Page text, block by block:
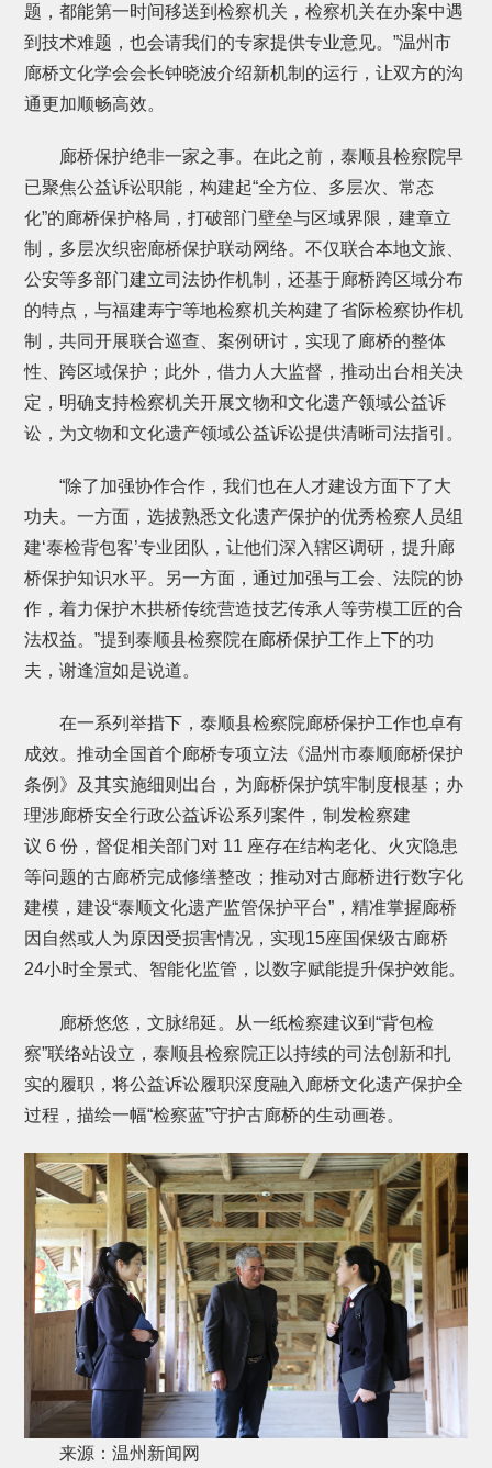
题，都能第一时间移送到检察机关，检察机关在办案中遇
到技术难题，也会请我们的专家提供专业意见。”温州市
廊桥文化学会会长钟晓波介绍新机制的运行，让双方的沟
通更加顺畅高效。
廊桥保护绝非一家之事。在此之前，泰顺县检察院早
已聚焦公益诉讼职能，构建起“全方位、多层次、常态
化”的廊桥保护格局，打破部门壁垒与区域界限，建章立
制，多层次织密廊桥保护联动网络。不仅联合本地文旅、
公安等多部门建立司法协作机制，还基于廊桥跨区域分布
的特点，与福建寿宁等地检察机关构建了省际检察协作机
制，共同开展联合巡查、案例研讨，实现了廊桥的整体
性、跨区域保护；此外，借力人大监督，推动出台相关决
定，明确支持检察机关开展文物和文化遗产领域公益诉
讼，为文物和文化遗产领域公益诉讼提供清晰司法指引。
“除了加强协作合作，我们也在人才建设方面下了大
功夫。一方面，选拔熟悉文化遗产保护的优秀检察人员组
建‘泰检背包客’专业团队，让他们深入辖区调研，提升廊
桥保护知识水平。另一方面，通过加强与工会、法院的协
作，着力保护木拱桥传统营造技艺传承人等劳模工匠的合
法权益。”提到泰顺县检察院在廊桥保护工作上下的功
夫，谢逢渲如是说道。
在一系列举措下，泰顺县检察院廊桥保护工作也卓有
成效。推动全国首个廊桥专项立法《温州市泰顺廊桥保护
条例》及其实施细则出台，为廊桥保护筑牢制度根基；办
理涉廊桥安全行政公益诉讼系列案件，制发检察建
议 6 份，督促相关部门对 11 座存在结构老化、火灾隐患
等问题的古廊桥完成修缮整改；推动对古廊桥进行数字化
建模，建设“泰顺文化遗产监管保护平台”，精准掌握廊桥
因自然或人为原因受损害情况，实现15座国保级古廊桥
24小时全景式、智能化监管，以数字赋能提升保护效能。
廊桥悠悠，文脉绵延。从一纸检察建议到“背包检
察”联络站设立，泰顺县检察院正以持续的司法创新和扎
实的履职，将公益诉讼履职深度融入廊桥文化遗产保护全
过程，描绘一幅“检察蓝”守护古廊桥的生动画卷。
来源：温州新闻网